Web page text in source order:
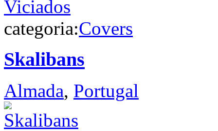
categoria:Covers
Skalibans
Almada, Portugal